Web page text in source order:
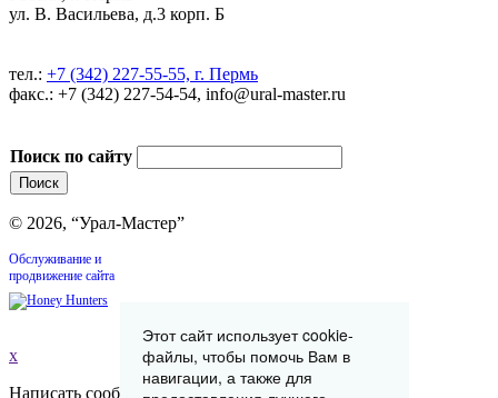
ул. В. Васильева, д.3 корп. Б
тел.: +7 (342) 227-55-55, г. Пермь
факс.: +7 (342) 227-54-54, info@ural-master.ru
Поиск по сайту
© 2026, “Урал-Мастер”
Обслуживание и
продвижение сайта
x
Написать сообщение
Этот сайт использует cookie-
файлы, чтобы помочь Вам в
навигации, а также для